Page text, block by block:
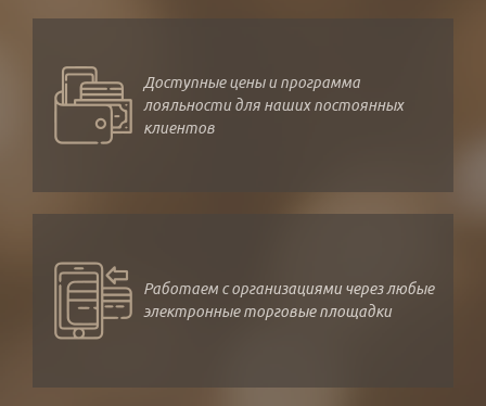
Доступные цены и программа
лояльности для наших постоянных
клиентов
Работаем с организациями через любые
электронные торговые площадки